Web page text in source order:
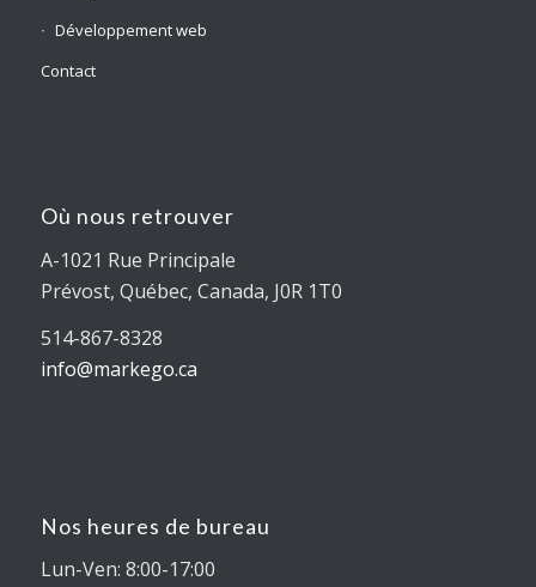
Développement web
Contact
Où nous retrouver
A-1021 Rue Principale
Prévost, Québec, Canada, J0R 1T0
514-867-8328
info@markego.ca
Nos heures de bureau
Lun-Ven: 8:00-17:00